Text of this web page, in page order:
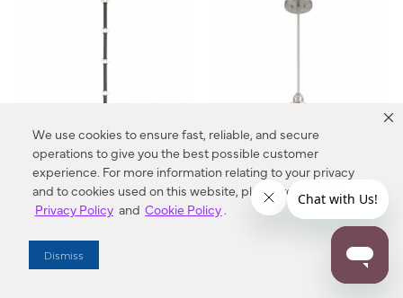
We use cookies to ensure fast, reliable, and secure
operations to give you the best possible customer
experience. For more information relating to your privacy
and to cookies used on this website, please refer to our
Privacy Policy and Cookie Policy.
Dismiss
Pearl 2.5" LED Mini Pendant
5649-899-L Minka-Lavery®
$479.00
Barwell 10" 1-Light Mini
Pendant
5686-84 Minka-Lavery®
$269.00
Compare